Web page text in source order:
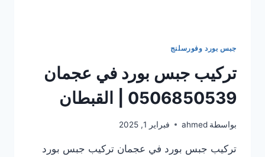
جبس بورد وفورسلنج
تركيب جبس بورد في عجمان
0506850539 | القبطان
بواسطة ahmed فبراير 1, 2025
تركيب جبس بورد في عجمان تركيب جبس بورد